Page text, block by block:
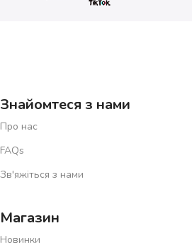
Знайомтеся з нами
Про нас
FAQs
Зв'яжіться з нами
Магазин
Новинки